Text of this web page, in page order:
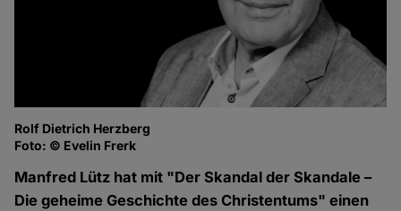
Rolf Dietrich Herzberg
Foto: © Evelin Frerk
Manfred Lütz hat mit "Der Skandal der Skandale –
Die geheime Geschichte des Christentums" einen